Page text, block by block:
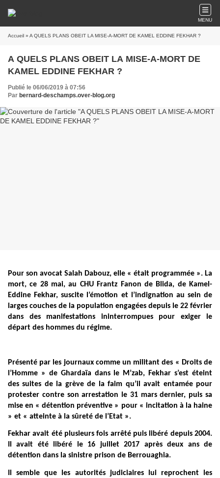
MENU
Accueil » A QUELS PLANS OBEIT LA MISE-A-MORT DE KAMEL EDDINE FEKHAR ?
A QUELS PLANS OBEIT LA MISE-A-MORT DE
KAMEL EDDINE FEKHAR ?
Publié le 06/06/2019 à 07:56
Par bernard-deschamps.over-blog.org
Pour son avocat Salah Dabouz, elle « était programmée ». La
mort, ce 28 mai, au CHU Frantz Fanon de Blida, de Kamel-
Eddine Fekhar, suscite l’émotion et l’indignation au sein de
larges couches de la population engagées depuis le 22 février
dans des manifestations ininterrompues pour exiger le
départ des hommes du régime.
Présenté par les journaux comme un militant des « Droits de
l’Homme » de Ghardaïa dans le M’zab, Fekhar s’est éteint
des suites de la grève de la faim qu’il avait entamée pour
protester contre son arrestation le 31 mars dernier, puis sa
mise en « détention préventive » pour « incitation à la haine
» et « atteinte à la sûreté de l’Etat ».
Fekhar avait été plusieurs fois arrêté puis libéré depuis 2004.
Il avait été libéré le 16 juillet 2017 après deux ans de
détention dans la sinistre prison de Berrouaghia.
Il semble que les autorités judiciaires lui reprochent les